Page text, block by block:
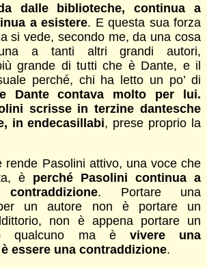
dalle biblioteche, continua a
a esistere. E questa sua forza
si vede, secondo me, da una cosa
a tanti altri grandi autori,
grande di tutti che è Dante, e il
perché, chi ha letto un po’ di
Dante contava molto per lui.
scrisse in terzine dantesche
in endecasillabi, prese proprio la
rende Pasolini attivo, una voce che
è perché Pasolini continua a
. Portare una
per un autore non è portare un
non è appena portare un
qualcuno ma è vivere una
essere una contraddizione.